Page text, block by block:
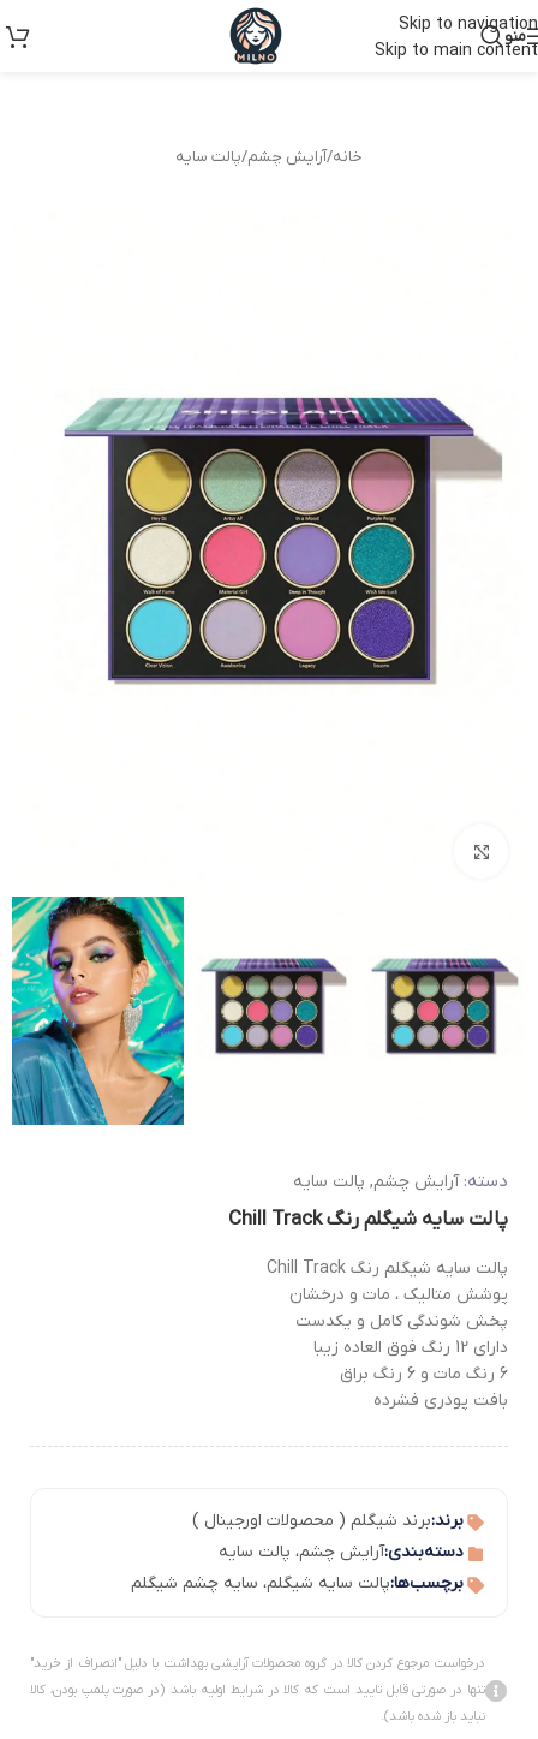
Skip to navigation
Skip to main content
منو
خانه/آرایش چشم/پالت سایه
دسته: آرایش چشم, پالت سایه
پالت سایه شیگلم رنگ Chill Track
پالت سایه شیگلم رنگ Chill Track
پوشش متالیک ، مات و درخشان
پخش شوندگی کامل و یکدست
دارای 12 رنگ فوق العاده زیبا
6 رنگ مات و 6 رنگ براق
بافت پودری فشرده
برند:برند شیگلم ( محصولات اورجینال )
دسته‌بندی:آرایش چشم، پالت سایه
برچسب‌ها:پالت سایه شیگلم، سایه چشم شیگلم
درخواست مرجوع کردن کالا در گروه محصولات آرایشی بهداشت با دلیل "انصراف از خرید"
تنها در صورتی قابل تایید است که کالا در شرایط اولیه باشد (در صورت پلمپ بودن، کالا
نباید باز شده باشد).